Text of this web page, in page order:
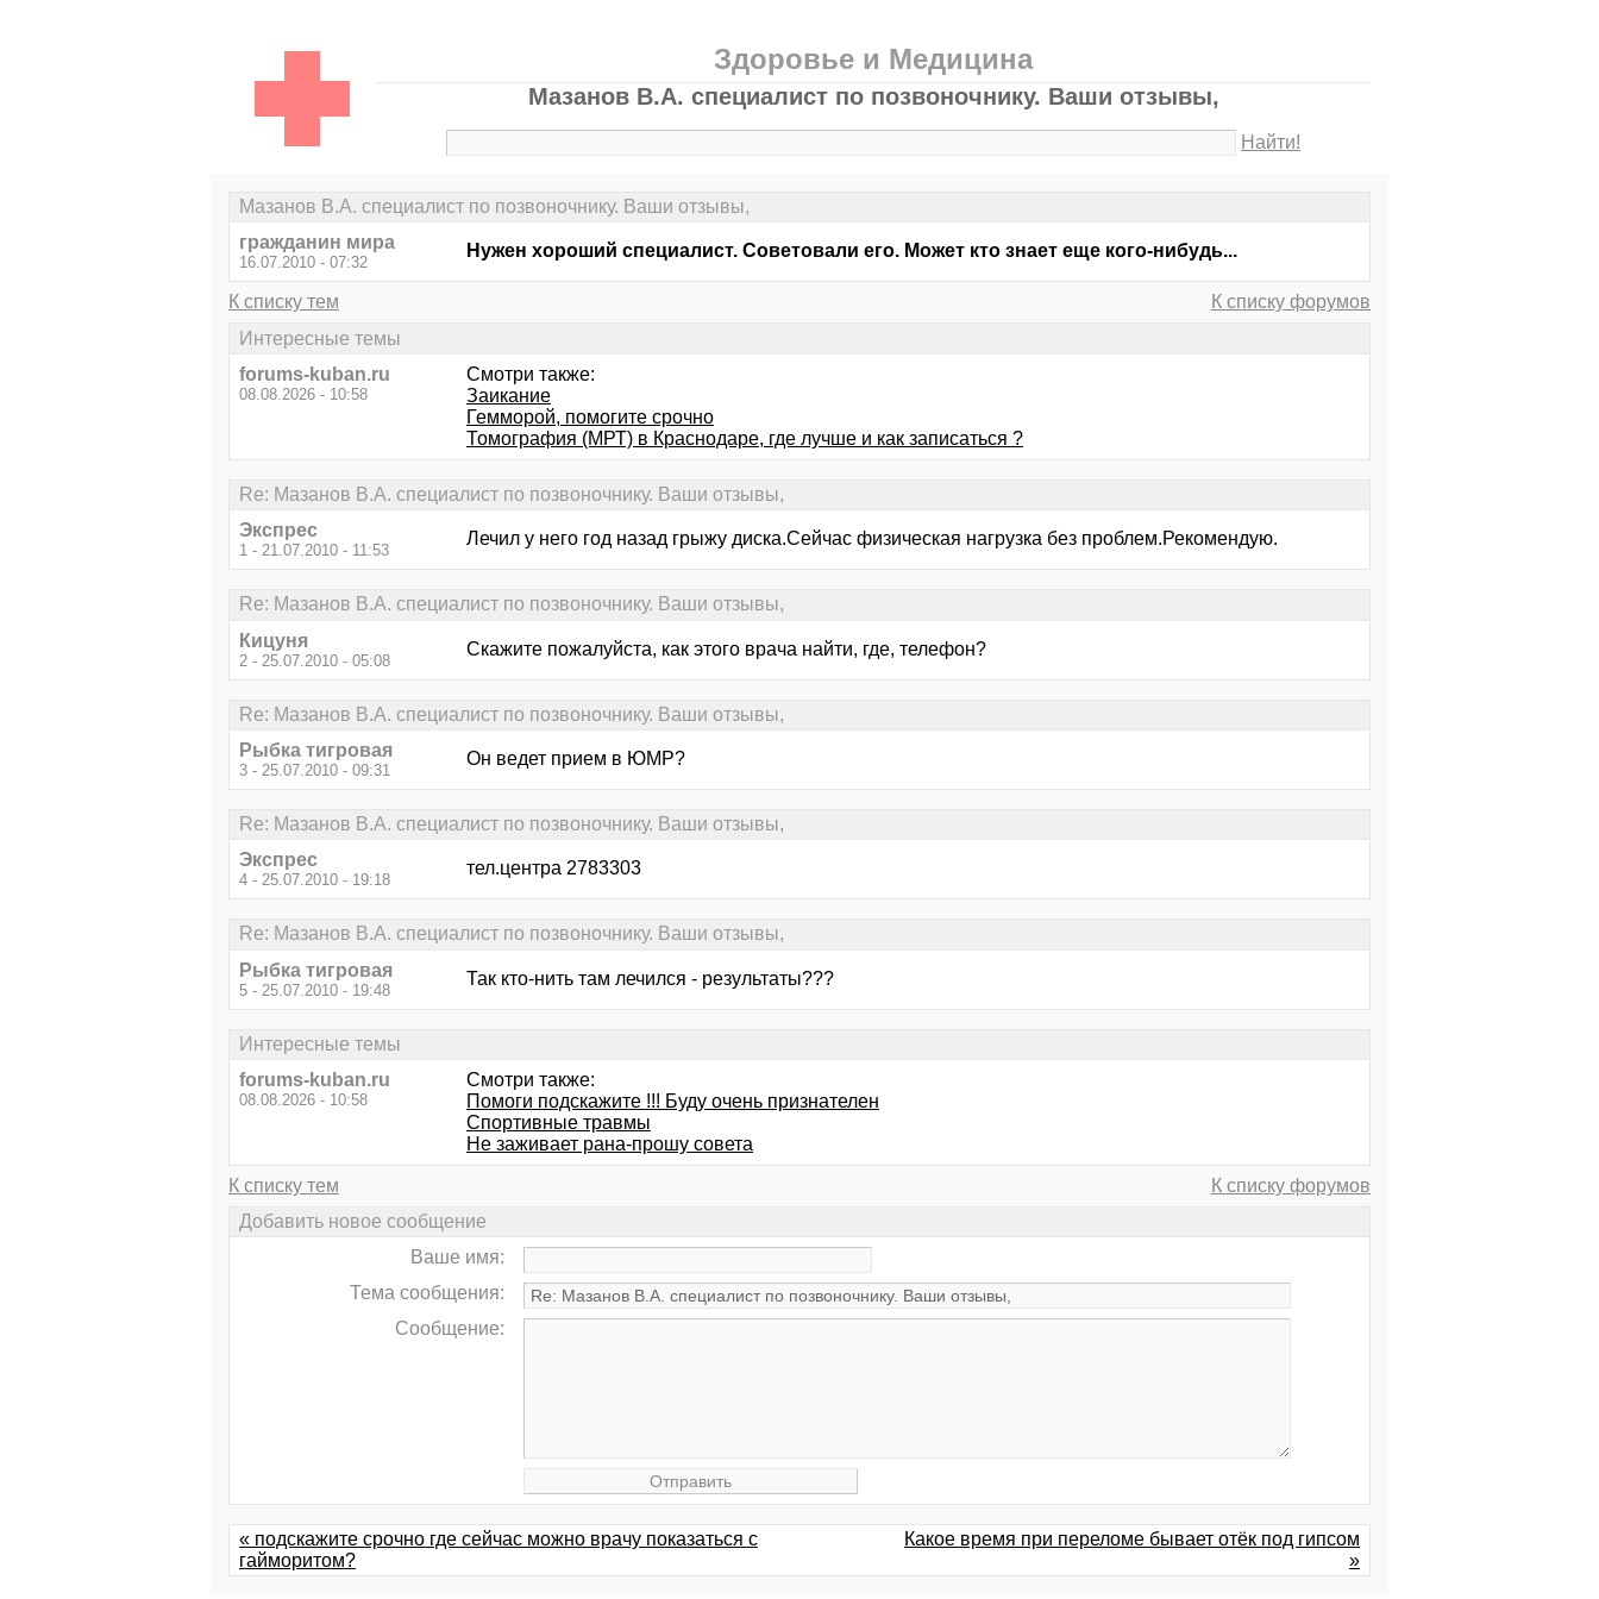
Здоровье и Медицина
Мазанов В.А. специалист по позвоночнику. Ваши отзывы,
Найти!
Мазанов В.А. специалист по позвоночнику. Ваши отзывы,
гражданин мира
16.07.2010 - 07:32
Нужен хороший специалист. Советовали его. Может кто знает еще кого-нибудь...
К списку тем
К списку форумов
Интересные темы
forums-kuban.ru
08.08.2026 - 10:58
Смотри также:
Заикание
Гемморой, помогите срочно
Томография (МРТ) в Краснодаре, где лучше и как записаться ?
Re: Мазанов В.А. специалист по позвоночнику. Ваши отзывы,
Экспрес
1 - 21.07.2010 - 11:53
Лечил у него год назад грыжу диска.Сейчас физическая нагрузка без проблем.Рекомендую.
Re: Мазанов В.А. специалист по позвоночнику. Ваши отзывы,
Кицуня
2 - 25.07.2010 - 05:08
Скажите пожалуйста, как этого врача найти, где, телефон?
Re: Мазанов В.А. специалист по позвоночнику. Ваши отзывы,
Рыбка тигровая
3 - 25.07.2010 - 09:31
Он ведет прием в ЮМР?
Re: Мазанов В.А. специалист по позвоночнику. Ваши отзывы,
Экспрес
4 - 25.07.2010 - 19:18
тел.центра 2783303
Re: Мазанов В.А. специалист по позвоночнику. Ваши отзывы,
Рыбка тигровая
5 - 25.07.2010 - 19:48
Так кто-нить там лечился - результаты???
Интересные темы
forums-kuban.ru
08.08.2026 - 10:58
Смотри также:
Помоги подскажите !!! Буду очень признателен
Спортивные травмы
Не заживает рана-прошу совета
К списку тем
К списку форумов
Добавить новое сообщение
Ваше имя:
Тема сообщения:
Сообщение:
« подскажите срочно где сейчас можно врачу показаться с
гайморитом?
Какое время при переломе бывает отёк под гипсом
»